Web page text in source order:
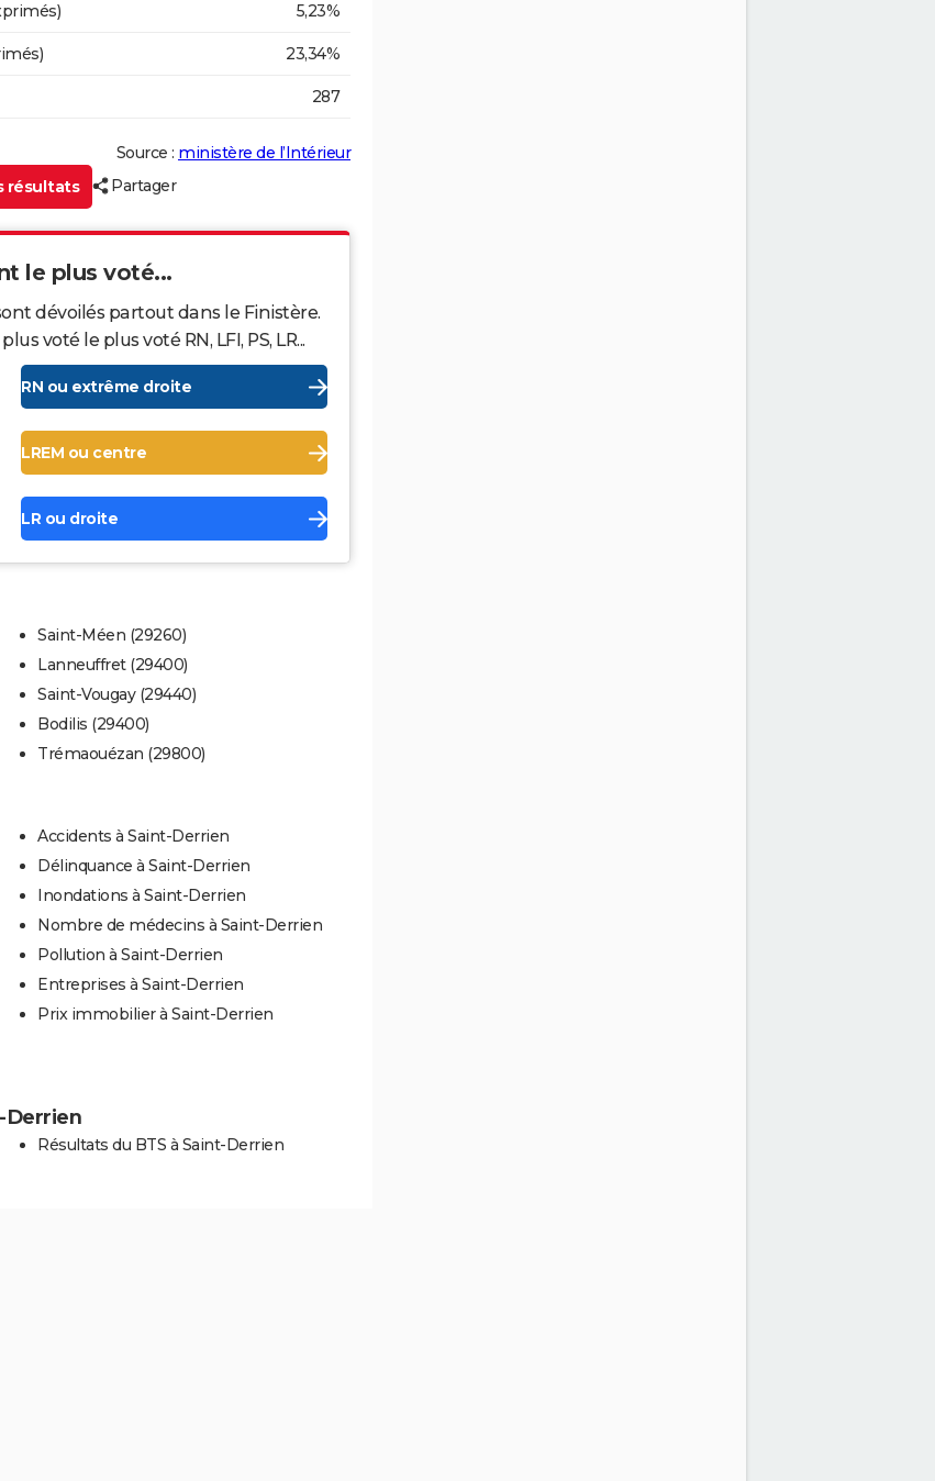
5,23%
23,34%
287
Source : ministère de l’Intérieur
résultats
Partager
le plus voté...
dévoilés partout dans le Finistère.
voté le plus voté RN, LFI, PS, LR...
RN ou extrême droite
LREM ou centre
LR ou droite
Saint-Méen (29260)
Lanneuffret (29400)
Saint-Vougay (29440)
Bodilis (29400)
Trémaouézan (29800)
Accidents à Saint-Derrien
Délinquance à Saint-Derrien
Inondations à Saint-Derrien
Nombre de médecins à Saint-Derrien
Pollution à Saint-Derrien
Entreprises à Saint-Derrien
Prix immobilier à Saint-Derrien
Derrien
Résultats du BTS à Saint-Derrien